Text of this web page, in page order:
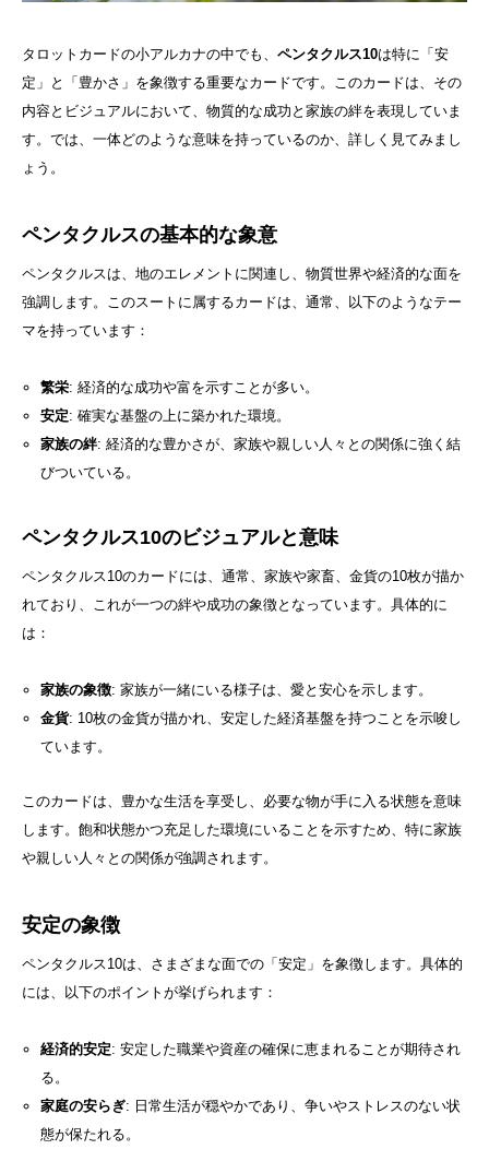
タロットカードの小アルカナの中でも、 ペンタクルス10は特に「安
定」と「豊かさ」を象徴する重要なカードです。このカードは、その
内容とビジュアルにおいて、物質的な成功と家族の絆を表現していま
す。では、一体どのような意味を持っているのか、詳しく見てみまし
ょう。
ペンタクルスの基本的な象意
ペンタクルスは、地のエレメントに関連し、物質世界や経済的な面を
強調します。このスートに属するカードは、通常、以下のようなテー
マを持っています：
繁栄: 経済的な成功や富を示すことが多い。
安定: 確実な基盤の上に築かれた環境。
家族の絆: 経済的な豊かさが、家族や親しい人々との関係に強く結
びついている。
ペンタクルス10のビジュアルと意味
ペンタクルス10のカードには、通常、家族や家畜、金貨の10枚が描か
れており、これが一つの絆や成功の象徴となっています。具体的に
は：
家族の象徴: 家族が一緒にいる様子は、愛と安心を示します。
金貨: 10枚の金貨が描かれ、安定した経済基盤を持つことを示唆し
ています。
このカードは、豊かな生活を享受し、必要な物が手に入る状態を意味
します。飽和状態かつ充足した環境にいることを示すため、特に家族
や親しい人々との関係が強調されます。
安定の象徴
ペンタクルス10は、さまざまな面での「安定」を象徴します。具体的
には、以下のポイントが挙げられます：
経済的安定: 安定した職業や資産の確保に恵まれることが期待され
る。
家庭の安らぎ: 日常生活が穏やかであり、争いやストレスのない状
態が保たれる。